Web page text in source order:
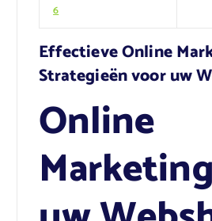
6
Effectieve Online
Strategieën voor uw
Online